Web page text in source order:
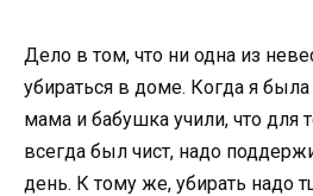
Дело в том, что ни одна из
убираться в доме. Когда я
мама и бабушка учили, что для
всегда был чист, надо
день. К тому же, убирать надо